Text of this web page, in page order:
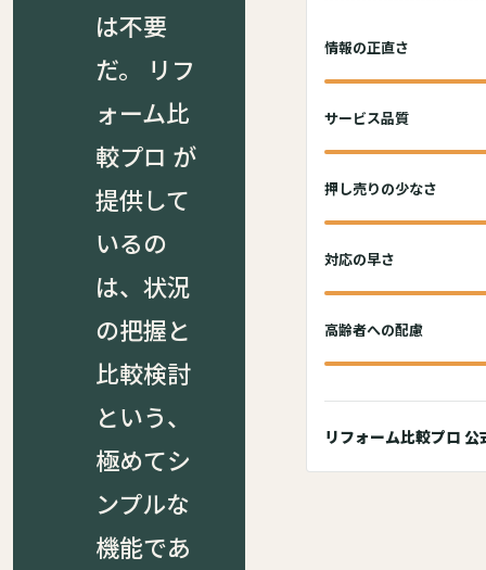
は不要
だ。 リフ
ォーム比
較プロ が
提供して
いるの
は、状況
の把握と
比較検討
という、
極めてシ
ンプルな
機能であ
情報の正直さ
サービス品質
押し売りの少なさ
対応の早さ
高齢者への配慮
リフォーム比較プロ 公